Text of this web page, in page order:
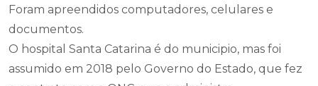
Foram apreendidos computadores, celulares e
documentos.
O hospital Santa Catarina é do municipio, mas foi
assumido em 2018 pelo Governo do Estado, que fez